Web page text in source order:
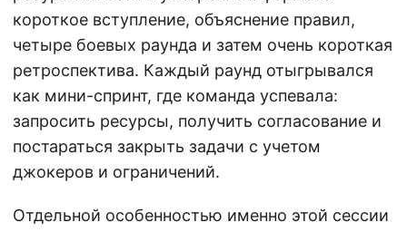
короткое вступление, объяснение правил,
четыре боевых раунда и затем очень короткая
ретроспектива. Каждый раунд отыгрывался
как мини-спринт, где команда успевала:
запросить ресурсы, получить согласование и
постараться закрыть задачи с учетом
джокеров и ограничений.
Отдельной особенностью именно этой сессии